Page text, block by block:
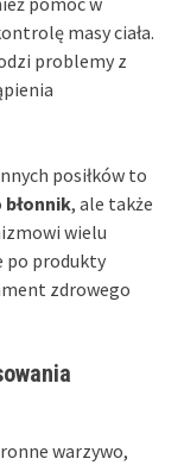
masy ciała.
problemy z
posiłków to
błonnik, ale także
wielu
po produkty
zdrowego
warzywo,